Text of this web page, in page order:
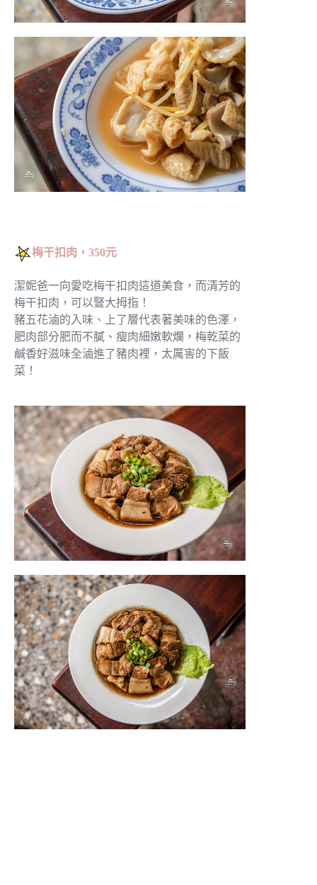
梅干扣肉，350元
潔妮爸一向愛吃梅干扣肉這道美食，而清芳的
梅干扣肉，可以豎大拇指！
豬五花滷的入味、上了層代表著美味的色澤，
肥肉部分肥而不膩、瘦肉細嫩軟爛，梅乾菜的
鹹香好滋味全滷進了豬肉裡，太厲害的下飯
菜！